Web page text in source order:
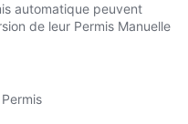
automatique peuvent
de leur Permis Manuelle